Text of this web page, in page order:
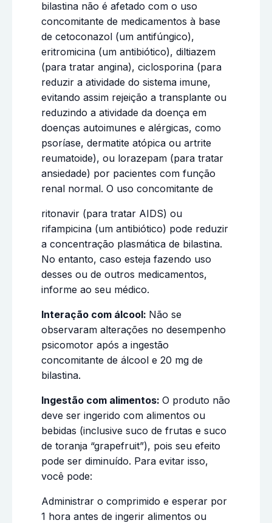
bilastina não é afetado com o uso
concomitante de medicamentos à base
de cetoconazol (um antifúngico),
eritromicina (um antibiótico), diltiazem
(para tratar angina), ciclosporina (para
reduzir a atividade do sistema imune,
evitando assim rejeição a transplante ou
reduzindo a atividade da doença em
doenças autoimunes e alérgicas, como
psoríase, dermatite atópica ou artrite
reumatoide), ou lorazepam (para tratar
ansiedade) por pacientes com função
renal normal. O uso concomitante de
ritonavir (para tratar AIDS) ou
rifampicina (um antibiótico) pode reduzir
a concentração plasmática de bilastina.
No entanto, caso esteja fazendo uso
desses ou de outros medicamentos,
informe ao seu médico.
Interação com álcool: Não se
observaram alterações no desempenho
psicomotor após a ingestão
concomitante de álcool e 20 mg de
bilastina.
Ingestão com alimentos: O produto não
deve ser ingerido com alimentos ou
bebidas (inclusive suco de frutas e suco
de toranja “grapefruit”), pois seu efeito
pode ser diminuído. Para evitar isso,
você pode:
Administrar o comprimido e esperar por
1 hora antes de ingerir alimentos ou